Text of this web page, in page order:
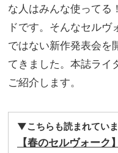
な人はみんな使ってる
ドです。そんなセル
ではない新作発表会を
てきました。本誌ライ
ご紹介します。
▼こちらも読まれてい
【春のセルヴォー